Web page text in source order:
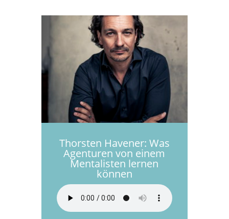
Thorsten Havener: Was
Agenturen von einem
Mentalisten lernen
können